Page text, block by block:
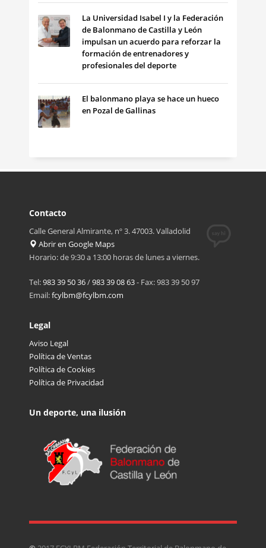
La Universidad Isabel I y la Federación
de Balonmano de Castilla y León
impulsan un acuerdo para reforzar la
formación de entrenadores y
profesionales del deporte
El balonmano playa se hace un hueco
en Pozal de Gallinas
Contacto
Calle General Almirante, nº 3. 47003. Valladolid
Abrir en Google Maps
Horario: de 9:30 a 13:00 horas de lunes a viernes.
Tel:983 39 50 36/983 39 08 63- Fax: 983 39 50 97
Email:fcylbm@fcylbm.com
Legal
Aviso Legal
Política de Ventas
Política de Cookies
Política de Privacidad
Un deporte, una ilusión